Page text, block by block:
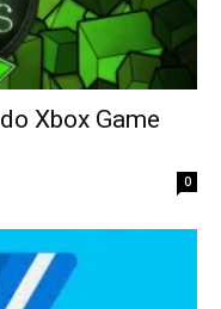
Xbox Game
0